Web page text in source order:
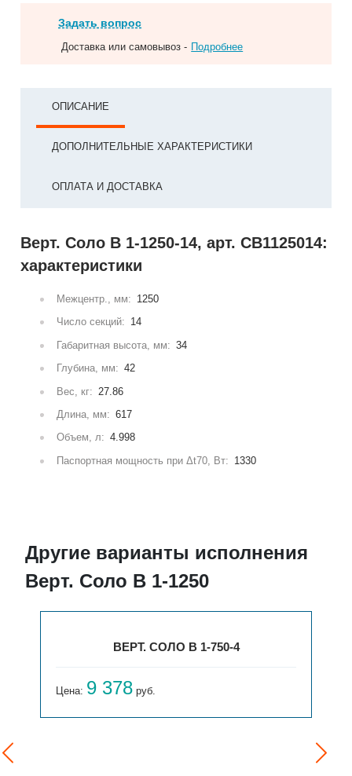
Задать вопрос
Доставка или самовывоз - Подробнее
ОПИСАНИЕ
ДОПОЛНИТЕЛЬНЫЕ ХАРАКТЕРИСТИКИ
ОПЛАТА И ДОСТАВКА
Верт. Соло В 1-1250-14, арт. СВ1125014:
характеристики
Межцентр., мм: 1250
Число секций: 14
Габаритная высота, мм: 34
Глубина, мм: 42
Вес, кг: 27.86
Длина, мм: 617
Объем, л: 4.998
Паспортная мощность при Δt70, Вт: 1330
Другие варианты исполнения
Верт. Соло В 1-1250
ВЕРТ. СОЛО В 1-750-4
Цена: 9 378 руб.